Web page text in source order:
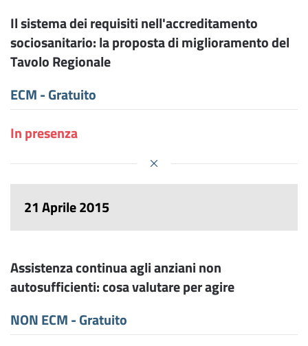
Il sistema dei requisiti nell'accreditamento
sociosanitario: la proposta di miglioramento del
Tavolo Regionale
ECM - Gratuito
In presenza
21 Aprile 2015
Assistenza continua agli anziani non
autosufficienti: cosa valutare per agire
NON ECM - Gratuito